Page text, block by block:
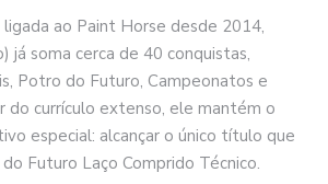
ligada ao Paint Horse desde 2014,
já soma cerca de 40 conquistas,
Potro do Futuro, Campeonatos e
do currículo extenso, ele mantém o
especial: alcançar o único título que
Futuro Laço Comprido Técnico.